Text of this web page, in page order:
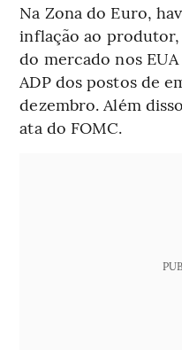
Na Zona do Euro,
inflação ao
do mercado nos
ADP dos postos de
dezembro. Além
ata do FOMC.